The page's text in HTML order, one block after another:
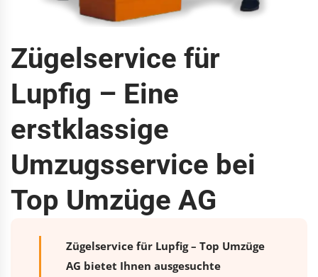
Zügelservice für
Lupfig – Eine
erstklassige
Umzugsservice bei
Top Umzüge AG
Zügelservice für Lupfig – Top Umzüge
AG bietet Ihnen ausgesuchte